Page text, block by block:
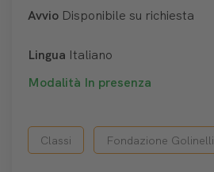
Avvio Disponibile su richiesta
Lingua Italiano
Modalità In presenza
Classi Fondazione Golinelli